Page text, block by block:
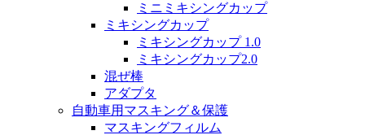
ミニミキシングカップ
ミキシングカップ
ミキシングカップ 1.0
ミキシングカップ2.0
混ぜ棒
アダプタ
自動車用マスキング＆保護
マスキングフィルム